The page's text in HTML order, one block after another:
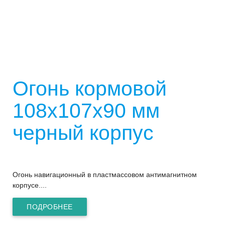
Огонь кормовой
108х107х90 мм
черный корпус
Огонь навигационный в пластмассовом антимагнитном
корпусе....
ПОДРОБНЕЕ